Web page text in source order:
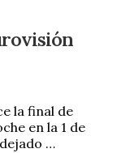
la final de
en la 1 de
…